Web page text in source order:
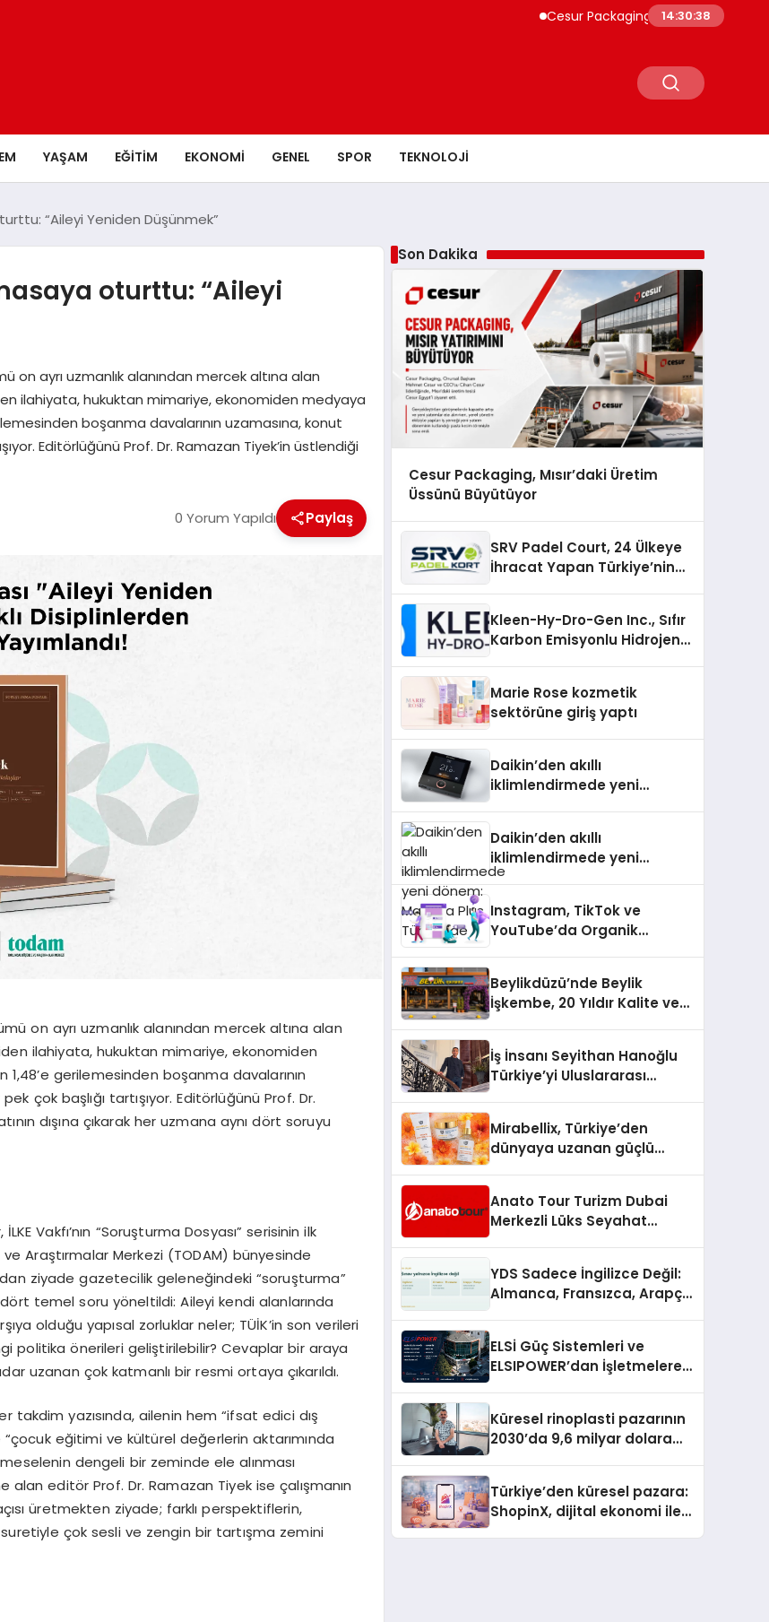
Cesur Packaging, Mısır’daki Üretim
14:30:39
YAŞAM EĞITIM EKONOMI GENEL SPOR TEKNOLOJI
“Aileyi Yeniden Düşünmek”
oturttu: “Aileyi
on ayrı uzmanlık alanından mercek altına alan
ilahiyata, hukuktan mimariye, ekonomiden medyaya
boşanma davalarının uzamasına, konut
Editörlüğünü Prof. Dr. Ramazan Tiyek’in üstlendiği
0 Yorum Yapıldı Paylaş
on ayrı uzmanlık alanından mercek altına alan
ilahiyata, hukuktan mimariye, ekonomiden
gerilemesinden boşanma davalarının
çok başlığı tartışıyor. Editörlüğünü Prof. Dr.
dışına çıkarak her uzmana aynı dört soruyu
Vakfı’nın “Soruşturma Dosyası” serisinin ilk
Araştırmalar Merkezi (TODAM) bünyesinde
ziyade gazetecilik geleneğindeki “soruşturma”
temel soru yöneltildi: Aileyi kendi alanlarında
olduğu yapısal zorluklar neler; TÜİK’in son verileri
politika önerileri geliştirilebilir? Cevaplar bir araya
uzanan çok katmanlı bir resmi ortaya çıkarıldı.
takdim yazısında, ailenin hem “ifsat edici dış
eğitimi ve kültürel değerlerin aktarımında
dengeli bir zeminde ele alınması
alan editör Prof. Dr. Ramazan Tiyek ise çalışmanın
üretmekten ziyade; farklı perspektiflerin,
suretiyle çok sesli ve zengin bir tartışma zemini
Son Dakika
Cesur Packaging, Mısır’daki Üretim
Üssünü Büyütüyor
SRV Padel Court, 24 Ülkeye
İhracat Yapan Türkiye’nin
Kleen-Hy-Dro-Gen Inc., Sıfır
Karbon Emisyonlu Hidrojen
Aldı
Marie Rose kozmetik
sektörüne giriş yaptı
Daikin’den akıllı
iklimlendirmede yeni
Daikin’den akıllı
iklimlendirmede yeni
dönem: Madoka Plus
Instagram, TikTok ve
YouTube’da Organik
Beylikdüzü’nde Beylik
İşkembe, 20 Yıldır Kalite ve
İş İnsanı Seyithan Hanoğlu
Türkiye’yi Uluslararası
Mirabellix, Türkiye’den
dünyaya uzanan güçlü
Anato Tour Turizm Dubai
Merkezli Lüks Seyahat
YDS Sadece İngilizce Değil:
Almanca, Fransızca, Arapça
ELSİ Güç Sistemleri ve
ELSIPOWER’dan İşletmelere
Küresel rinoplasti pazarının
2030’da 9,6 milyar dolara
Türkiye’den küresel pazara:
ShopinX, dijital ekonomi ile